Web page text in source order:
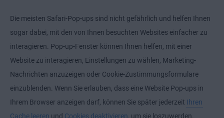
Die meisten Safari-Pop-ups sind nicht gefährlich und helfen Ihnen
sogar dabei, mit den von Ihnen besuchten Websites einfacher zu
interagieren. Pop-up-Fenster können Ihnen helfen, mit einer
Website zu interagieren, Einstellungen zu wählen, Marketing-
Nachrichten anzuzeigen oder Cookie-Zustimmungsformulare
einzublenden. Wenn Sie erlauben, dass eine Website Pop-ups in
Ihrem Browser anzeigen darf, können Sie später jederzeit Ihren
Cache leeren und Cookies deaktivieren, um sie loszuwerden.